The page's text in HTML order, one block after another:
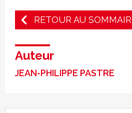
RETOUR AU
Auteur
JEAN-PHILIPPE PASTRE